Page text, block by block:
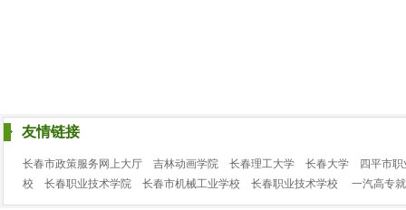
友情链接
长春市政策服务网上大厅 吉林动画学院 长春理工大学 长春大学
四平市
校
长春职业技术学院 长春市机械工业学校 长春职业技术学校 一汽高专